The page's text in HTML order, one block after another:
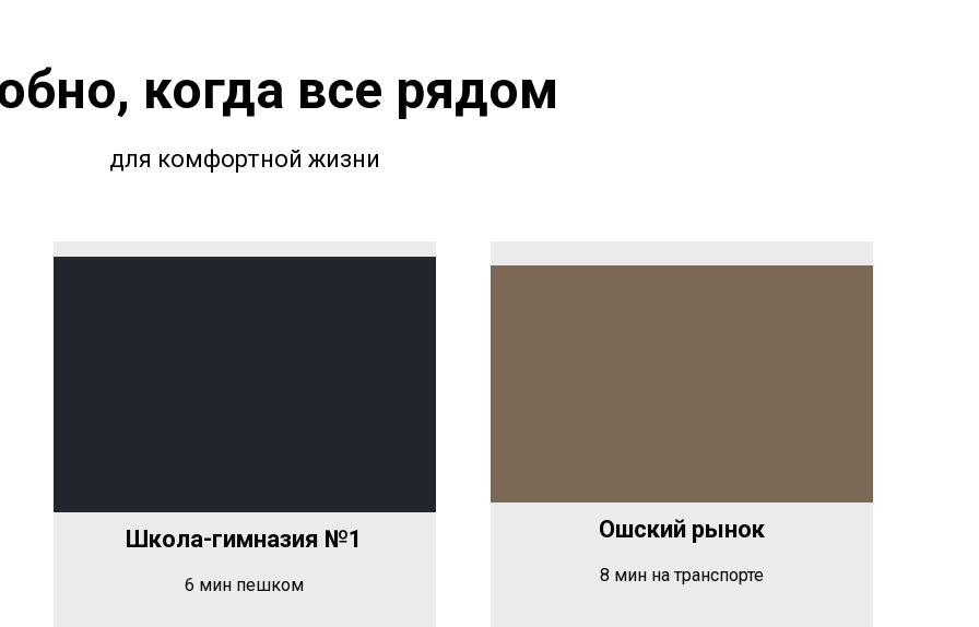
когда все рядом
для комфортной жизни
Школа-гимназия №1
6 мин пешком
Ошский рынок
8 мин на транспорте